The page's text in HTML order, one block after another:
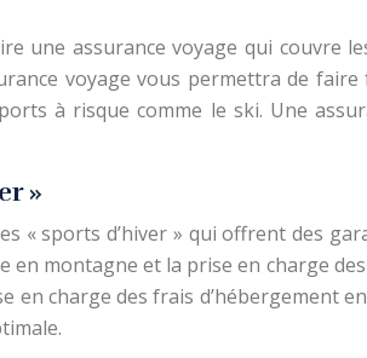
une assurance voyage qui couvre
voyage vous permettra de
à risque comme le ski. Une
»
« sports d’hiver » qui offrent des
montagne et la prise en charge
charge des frais d’hébergement